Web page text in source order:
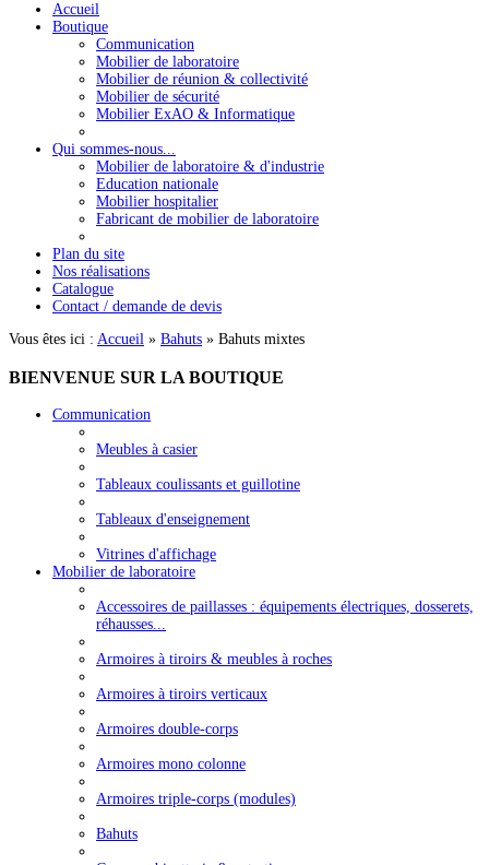
Accueil
Boutique
Communication
Mobilier de laboratoire
Mobilier de réunion & collectivité
Mobilier de sécurité
Mobilier ExAO & Informatique
Qui sommes-nous...
Mobilier de laboratoire & d'industrie
Education nationale
Mobilier hospitalier
Fabricant de mobilier de laboratoire
Plan du site
Nos réalisations
Catalogue
Contact / demande de devis
Vous êtes ici : Accueil » Bahuts » Bahuts mixtes
BIENVENUE SUR LA BOUTIQUE
Communication
Meubles à casier
Tableaux coulissants et guillotine
Tableaux d'enseignement
Vitrines d'affichage
Mobilier de laboratoire
Accessoires de paillasses : équipements électriques, dosserets,
réhausses...
Armoires à tiroirs & meubles à roches
Armoires à tiroirs verticaux
Armoires double-corps
Armoires mono colonne
Armoires triple-corps (modules)
Bahuts